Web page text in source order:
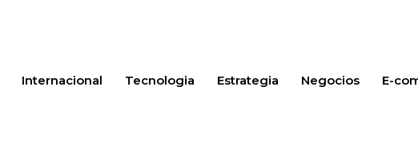
Internacional Tecnologia Estrategia Negocios E-